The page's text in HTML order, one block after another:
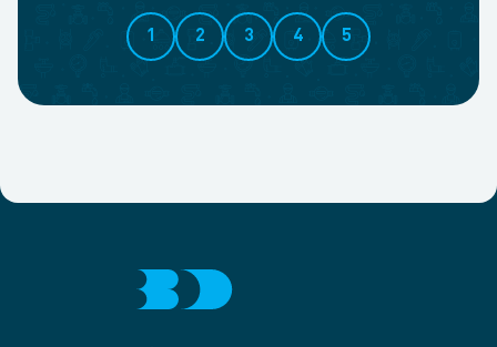
1 2 3 4 5